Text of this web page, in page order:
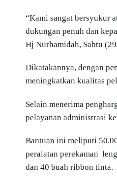
“Kami sangat bersyukur
dukungan penuh dan
Hj Nurhamidah, Sabtu
Dikatakannya, dengan
meningkatkan kualitas
Selain menerima
pelayanan administrasi
Bantuan ini meliputi
peralatan perekaman
dan 40 buah ribbon tinta.